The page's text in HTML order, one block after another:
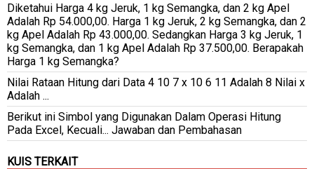
Diketahui Harga 4 kg Jeruk, 1 kg Semangka, dan 2 kg Apel
Adalah Rp 54.000,00. Harga 1 kg Jeruk, 2 kg Semangka, dan 2
kg Apel Adalah Rp 43.000,00. Sedangkan Harga 3 kg Jeruk, 1
kg Semangka, dan 1 kg Apel Adalah Rp 37.500,00. Berapakah
Harga 1 kg Semangka?
Nilai Rataan Hitung dari Data 4 10 7 x 10 6 11 Adalah 8 Nilai x
Adalah ...
Berikut ini Simbol yang Digunakan Dalam Operasi Hitung
Pada Excel, Kecuali... Jawaban dan Pembahasan
KUIS TERKAIT